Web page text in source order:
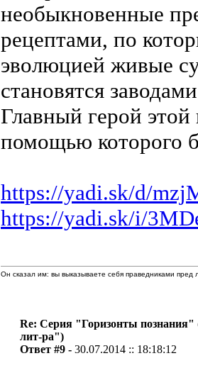
необыкновенные
рецептами, по
эволюцией живые
становятся
Главный герой
помощью которого
https://yadi.sk/d/
https://yadi.sk/i/
Он сказал им: вы выказываете себя праведниками
Re: Серия "Горизонты познания"
лит-ра")
Ответ #9 -30.07.2014 :: 18:18:12